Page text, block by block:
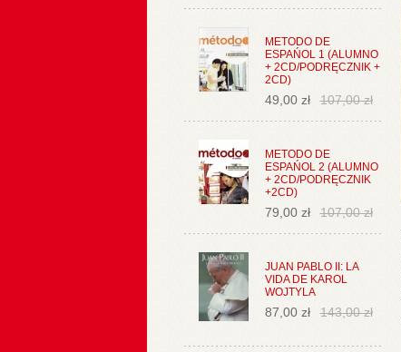
METODO DE
ESPAŃOL 1 (ALUMNO
+ 2CD/PODRĘCZNIK +
2CD)
49,00 zł 107,00 zł
METODO DE
ESPAŃOL 2 (ALUMNO
+ 2CD/PODRĘCZNIK
+2CD)
79,00 zł 107,00 zł
JUAN PABLO II: LA
VIDA DE KAROL
WOJTYLA
87,00 zł 143,00 zł